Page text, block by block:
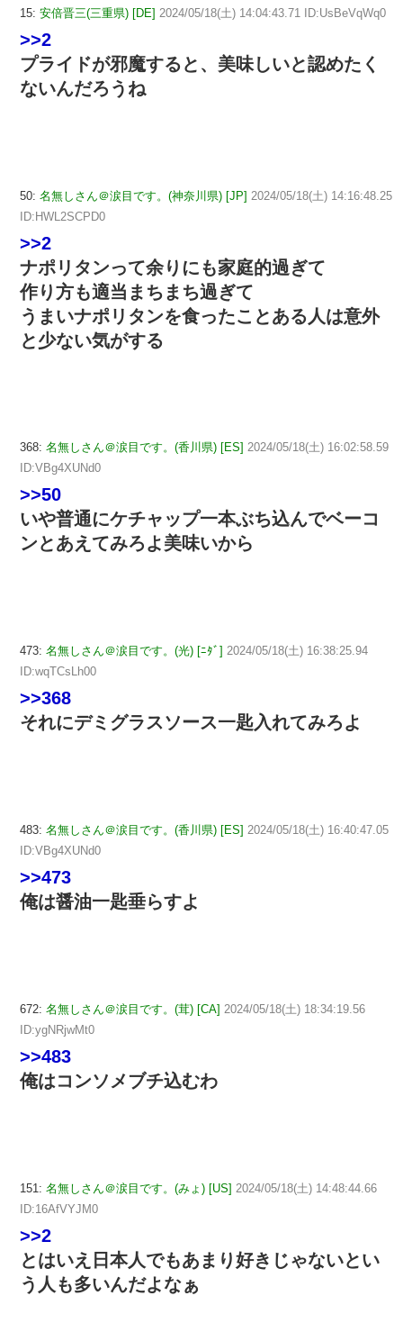
15: 安倍晋三(三重県) [DE] 2024/05/18(土) 14:04:43.71 ID:UsBeVqWq0
>>2
プライドが邪魔すると、美味しいと認めたく
ないんだろうね
50: 名無しさん＠涙目です。(神奈川県) [JP] 2024/05/18(土) 14:16:48.25
ID:HWL2SCPD0
>>2
ナポリタンって余りにも家庭的過ぎて
作り方も適当まちまち過ぎて
うまいナポリタンを食ったことある人は意外
と少ない気がする
368: 名無しさん＠涙目です。(香川県) [ES] 2024/05/18(土) 16:02:58.59
ID:VBg4XUNd0
>>50
いや普通にケチャップ一本ぶち込んでベーコ
ンとあえてみろよ美味いから
473: 名無しさん＠涙目です。(光) [ﾆﾀﾞ] 2024/05/18(土) 16:38:25.94
ID:wqTCsLh00
>>368
それにデミグラスソース一匙入れてみろよ
483: 名無しさん＠涙目です。(香川県) [ES] 2024/05/18(土) 16:40:47.05
ID:VBg4XUNd0
>>473
俺は醤油一匙垂らすよ
672: 名無しさん＠涙目です。(茸) [CA] 2024/05/18(土) 18:34:19.56
ID:ygNRjwMt0
>>483
俺はコンソメブチ込むわ
151: 名無しさん＠涙目です。(みょ) [US] 2024/05/18(土) 14:48:44.66
ID:16AfVYJM0
>>2
とはいえ日本人でもあまり好きじゃないとい
う人も多いんだよなぁ